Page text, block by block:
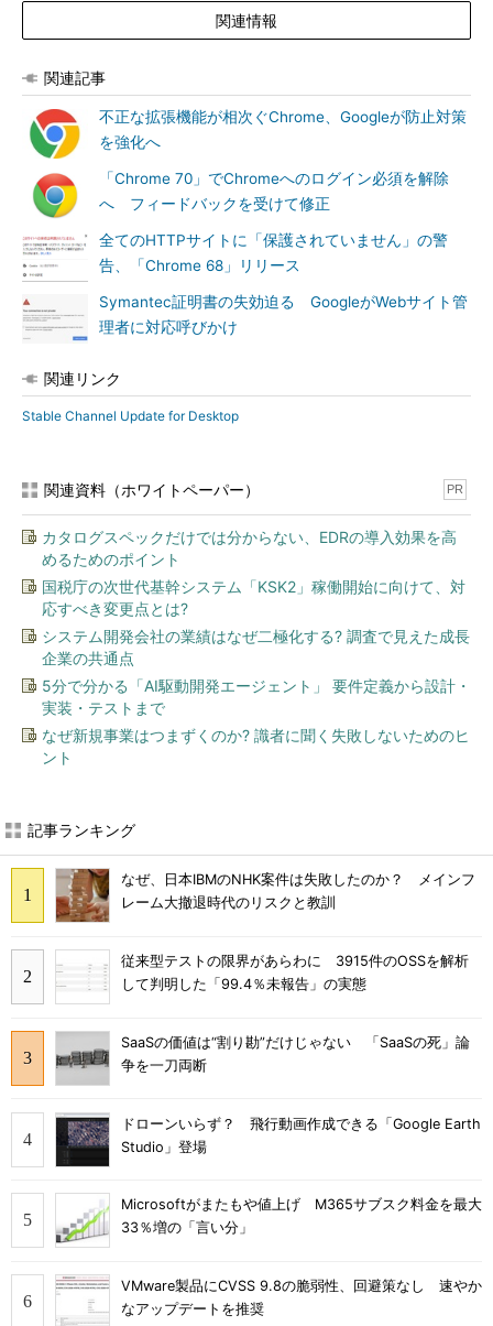
関連情報
関連記事
不正な拡張機能が相次ぐChrome、Googleが防止対策
を強化へ
「Chrome 70」でChromeへのログイン必須を解除
へ フィードバックを受けて修正
全てのHTTPサイトに「保護されていません」の警
告、「Chrome 68」リリース
Symantec証明書の失効迫る GoogleがWebサイト管
理者に対応呼びかけ
関連リンク
Stable Channel Update for Desktop
関連資料（ホワイトペーパー） PR
カタログスペックだけでは分からない、EDRの導入効果を高
めるためのポイント
国税庁の次世代基幹システム「KSK2」稼働開始に向けて、対
応すべき変更点とは?
システム開発会社の業績はなぜ二極化する? 調査で見えた成長
企業の共通点
5分で分かる「AI駆動開発エージェント」 要件定義から設計・
実装・テストまで
なぜ新規事業はつまずくのか? 識者に聞く失敗しないためのヒ
ント
記事ランキング
なぜ、日本IBMのNHK案件は失敗したのか？ メインフ
レーム大撤退時代のリスクと教訓
従来型テストの限界があらわに 3915件のOSSを解析
して判明した「99.4％未報告」の実態
SaaSの価値は“割り勘”だけじゃない 「SaaSの死」論
争を一刀両断
ドローンいらず？ 飛行動画作成できる「Google Earth
Studio」登場
Microsoftがまたもや値上げ M365サブスク料金を最大
33％増の「言い分」
VMware製品にCVSS 9.8の脆弱性、回避策なし 速やか
なアップデートを推奨